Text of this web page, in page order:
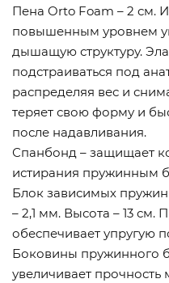
Пена Orto Foam – 2 см.
повышенным уровнем
дышащую структуру.
подстраиваться под
распределяя вес и
теряет свою форму и
после надавливания.
Спанбонд – защищает
истирания пружинным
Блок зависимых
– 2,1 мм. Высота – 13
обеспечивает упругую
Боковины пружинного
увеличивает прочность